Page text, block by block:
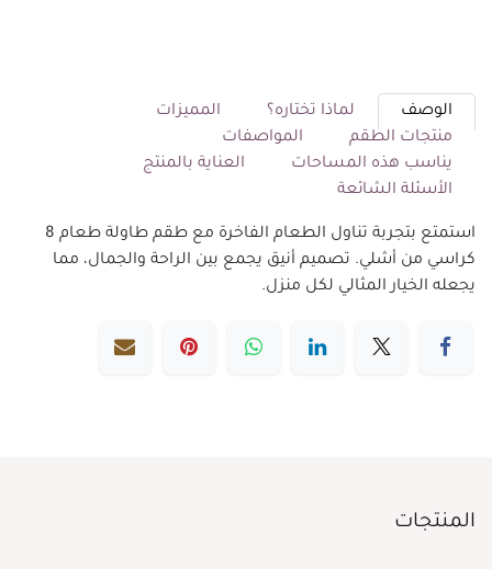
الوصف لماذا تختاره؟
المميزات
منتجات الطقم
المواصفات
يناسب هذه المساحات
العناية بالمنتج
الأسئلة الشائعة
استمتع بتجربة تناول الطعام الفاخرة مع طقم طاولة طعام 8
كراسي من أشلي. تصميم أنيق يجمع بين الراحة والجمال، مما
يجعله الخيار المثالي لكل منزل.
المنتجات